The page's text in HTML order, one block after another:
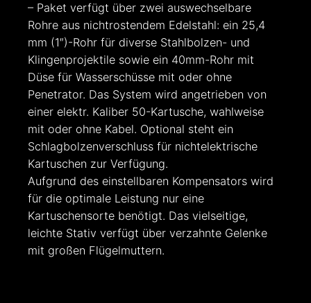
– Paket verfügt über zwei auswechselbare
Rohre aus nichtrostendem Edelstahl: ein 25,4
mm (1″)-Rohr für diverse Stahlbolzen- und
Klingenprojektile sowie ein 40mm-Rohr mit
Düse für Wasserschüsse mit oder ohne
Penetrator. Das System wird angetrieben von
einer elektr. Kaliber 50-Kartusche, wahlweise
mit oder ohne Kabel. Optional steht ein
Schlagbolzenverschluss für nichtelektrische
Kartuschen zur Verfügung.
Aufgrund des einstellbaren Kompensators wird
für die optimale Leistung nur eine
Kartuschensorte benötigt. Das vielseitige,
leichte Stativ verfügt über verzahnte Gelenke
mit großen Flügelmuttern.